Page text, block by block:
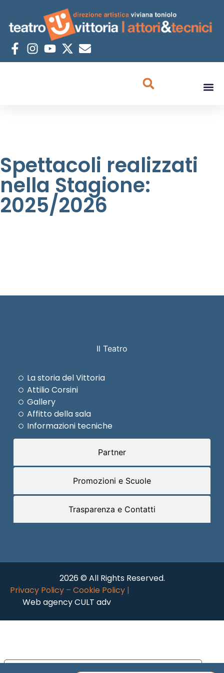
Spettacoli realizzati
nella Stagione:
2025/2026
Il Teatro
Partner
Promozioni e Scuole
Trasparenza e Contatti
La storia del Vittoria
Attilio Corsini
Gallery
Affitto della sala
Informazioni tecniche
2026 © All Rights Reserved.
Privacy Policy – Cookie Policy |
Web agency CULT adv